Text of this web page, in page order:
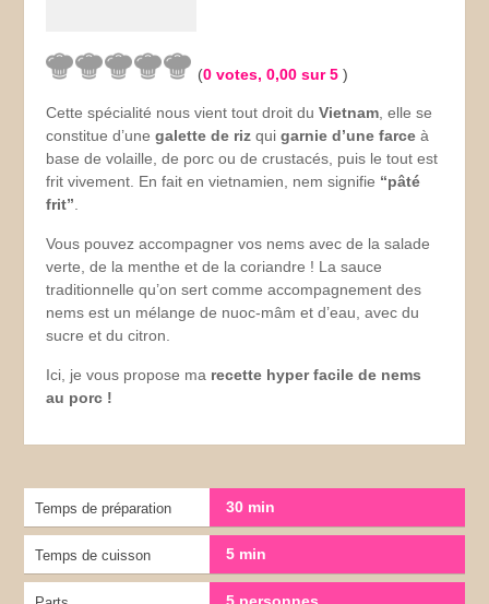
(0 votes,0,00 sur 5)
Cette spécialité nous vient tout droit duVietnam , elle se
constitue d’unegalette de riz quigarnie d’une farce à
base de volaille, de porc ou de crustacés, puis le tout est
frit vivement. En fait en vietnamien, nem signifie “pâté
frit”
Vous pouvez accompagner vos nems avec de la salade
verte, de la menthe et de la coriandre ! La sauce
traditionnelle qu’on sert comme accompagnement des
nems est un mélange de nuoc-mâm et d’eau, avec du
sucre et du citron.
Ici, je vous propose ma recette hyper facile de nems
au porc !
Temps de préparation 30 min
Temps de cuisson 5 min
5 personnes